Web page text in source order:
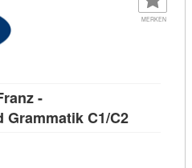
MERKEN
-
C1/C2